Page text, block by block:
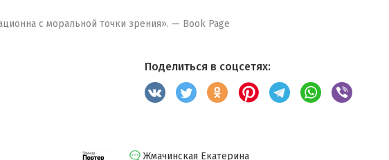
с моральной точки зрения». — Book Page
Поделиться в соцсетях:
Жмачинская Екатерина